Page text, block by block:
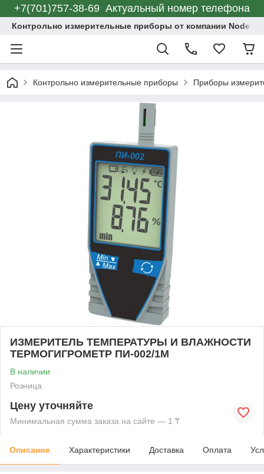
+7(701)757-38-69 Актуальный номер телефона
Контрольно измерительные приборы от компании Node
Контрольно измерительные приборы Приборы
ИЗМЕРИТЕЛЬ ТЕМПЕРАТУРЫ И ВЛАЖНОСТИ
ТЕРМОГИГРОМЕТР ПИ-002/1М
В наличии
Розница
Цену уточняйте
Минимальная сумма заказа на сайте — 1 ₸
Описание Характеристики Доставка Оплата